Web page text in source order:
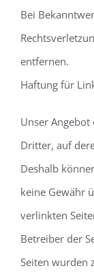
Bei
entfernen.
Haftung für
Unser
Dritter, auf
Deshalb
keine Gewähr
verlinkten
Betreiber der
Seiten wurden